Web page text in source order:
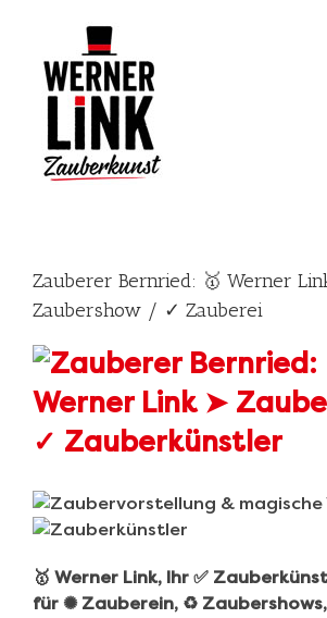
content
Zauberer Bernried: 🥇 Werner
Zaubershow / ✓ Zauberei
🥇 Werner Link, Ihr ✅
für ✺ Zauberein, ♻